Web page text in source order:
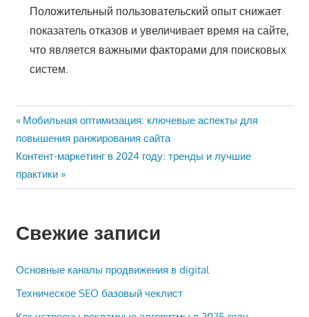
Положительный пользовательский опыт снижает
показатель отказов и увеличивает время на сайте,
что является важными факторами для поисковых
систем.
Навигация
по
записям
Предыдущая
запись:
Мобильная оптимизация: ключевые аспекты для
повышения ранжирования сайта
Следующая
запись:
Контент-маркетинг в 2024 году: тренды и лучшие
практики
Свежие записи
Основные каналы продвижения в digital
Техническое SEO базовый чеклист